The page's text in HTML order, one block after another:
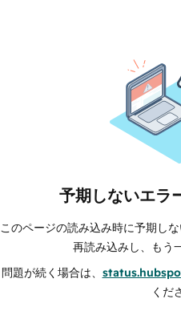
予期しないエラ
このページの読み込み時に予期し
再読み込みし、もう
問題が続く場合は、
くだ